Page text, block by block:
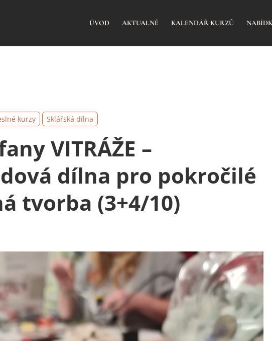
ÚVOD AKTUALNĚ KALENDÁŘ KURZŮ
kurzy Sklářská dílna
VITRÁŽE –
dílna pro pokročilé
tvorba (3+4/10)